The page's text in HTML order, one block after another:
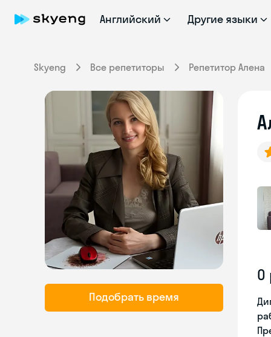
Английский Другие языки
Skyeng Все репетиторы Репетитор Алена
Подобрать время
О